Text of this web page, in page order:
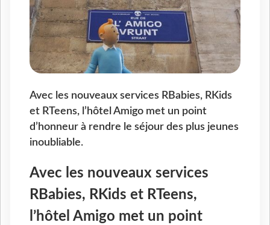
Avec les nouveaux services RBabies, RKids
et RTeens, l’hôtel Amigo met un point
d’honneur à rendre le séjour des plus jeunes
inoubliable.
Avec les nouveaux services
RBabies, RKids et RTeens,
l’hôtel Amigo met un point